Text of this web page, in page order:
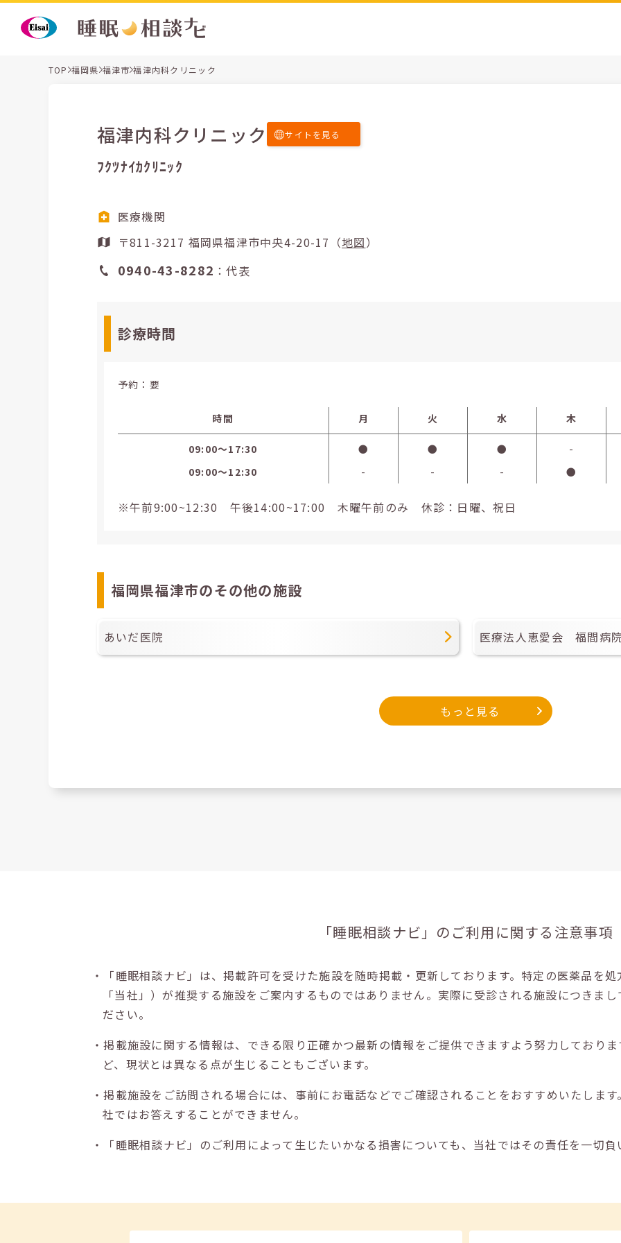
TOP 福岡県 福津市 福津内科クリニック
福津内科クリニック サイトを見る
ﾌｸﾂﾅｲｶｸﾘﾆｯｸ
医療機関
〒811-3217 福岡県福津市中央4-20-17（地図）
0940-43-8282 ：代表
診療時間
予約：要
時間 月 火 水 木
09:00〜17:30 ● ● ●
-
09:00〜12:30
- - - ●
※午前9:00~12:30 午後14:00~17:00 木曜午前のみ 休診：日曜、祝日
福岡県福津市のその他の施設
あいだ医院 医療法人恵愛会 福間病
もっと見る
「睡眠相談ナビ」の ご利用に関する注意事項
・「睡眠相談ナビ」は、掲載許可を受けた施設を随時掲載・更新しております。特定の医薬品を
「当社」）が推奨する施設をご案内するものではありません。実際に受診される施設につきま
ださい。
・掲載施設に関する情報は、できる限り正確かつ最新の情報をご提供できますよう努力しており
ど、現状とは異なる点が生じることもございます。
・掲載施設をご訪問される場合には、事前にお電話などでご確認されることをおすすめいたしま
社ではお答えすることができません。
・「睡眠相談ナビ」のご利用によって生じたいかなる損害についても、当社ではその責任を一切